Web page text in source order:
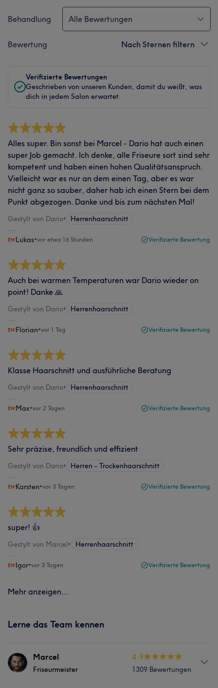
Behandlung Alle Bewertungen
Bewertung Nach Sternen filtern
Verifizierte Bewertungen
Geschrieben von unseren Kunden, damit du weißt, was
dich in jedem Salon erwartet.
Alles super. Bin sonst bei Marcel - Dario hat auch einen
super Job gemacht. Ich denke, alle Friseure sort sind sehr
kompetent und haben einen hohen Qualitätsanspruch.
Vielleicht war es nur an dem einen Tag, aber es war
nicht ganz so sauber, daher hab ich einen Stern bei dem
Punkt abgezogen. Danke und bis zum nächsten Mal!
Gestylt von Dario• Herrenhaarschnitt
Lukas•vor etwa 16 Stunden Verifizierte Bewertung
Auch bei warmen Temperaturen war Dario wieder on
point! Danke 🙏
Gestylt von Dario• Herrenhaarschnitt
Florian•vor 1 Tag Verifizierte Bewertung
Klasse Haarschnitt und ausführliche Beratung
Gestylt von Dario• Herrenhaarschnitt
Max•vor 2 Tagen Verifizierte Bewertung
Sehr präzise, freundlich und effizient
Gestylt von Dario• Herren - Trockenhaarschnitt
Karsten•vor 3 Tagen Verifizierte Bewertung
super! 👍
Gestylt von Marcel• Herrenhaarschnitt
Igor•vor 3 Tagen Verifizierte Bewertung
Mehr anzeigen...
Lerne das Team kennen
Marcel
Friseurmeister
4.9
1309 Bewertungen